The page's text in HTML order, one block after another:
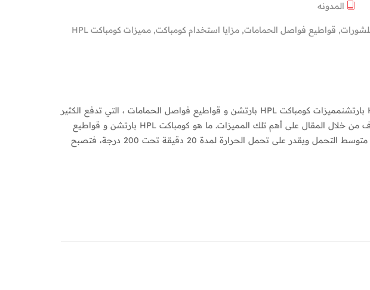
المدونه
, قواطيع فواصل الحمامات, مزايا استخدام كومباكت,
مميزات كومباكت HPL
هناك العديد من مميزات كومباكت HPL بارتشنمميزات كومباكت HPL بارتشن و قواطيع فواصل الحمامات ، التي تدفع الكثير
من العملاء عليها وتتعرف منه، وسنتعرف من خلال المقال على أهم تلك المميزات. ما هو كومباكت HPL بارتشن و قواطيع
وواصل الحمامات ؟ يعد كومباكت HPL متوسط ​​التحمل ويقدر على تحمل الحرارة لمدة 20 دقيقة تحت 200 درجة، فتصبح